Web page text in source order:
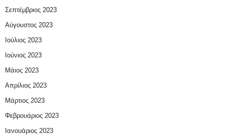
Σεπτέμβριος 2023
Αύγουστος 2023
Ιούλιος 2023
Ιούνιος 2023
Μάιος 2023
Απρίλιος 2023
Μάρτιος 2023
Φεβρουάριος 2023
Ιανουάριος 2023